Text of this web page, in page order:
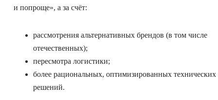
и попроще», а за счёт:
рассмотрения альтернативных брендов (в том числе
отечественных);
пересмотра логистики;
более рациональных, оптимизированных технических
решений.